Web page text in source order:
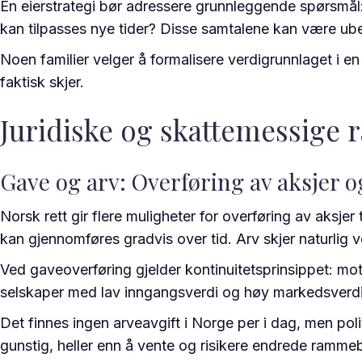
En eierstrategi bør adressere grunnleggende
kan tilpasses nye tider? Disse samtalene kan være
Noen familier velger å formalisere verdigrunnlaget i
faktisk skjer.
Juridiske og skattemessige
Gave og arv: Overføring av aksjer
Norsk rett gir flere muligheter for overføring av
kan gjennomføres gradvis over tid. Arv skjer naturlig
Ved gaveoverføring gjelder kontinuitetsprinsippet:
selskaper med lav inngangsverdi og høy
Det finnes ingen arveavgift i Norge per i dag, men
gunstig, heller enn å vente og risikere endrede